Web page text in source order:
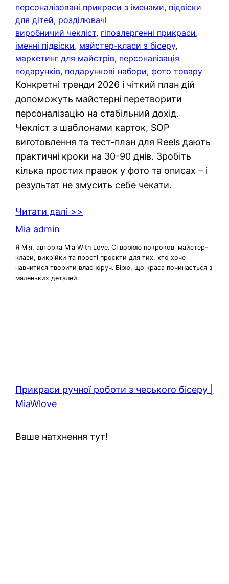
персоналізовані прикраси з іменами, підвіски
для дітей, розділювачі
виробничий чекліст, гіпоалергенні прикраси
іменні підвіски, майстер-класи з бісеру
маркетинг для майстрів, персоналізація
подарунків, подарункові набори, фото товару
Конкретні тренди 2026 і чіткий план дій
допоможуть майстерні перетворити
персоналізацію на стабільний дохід.
Чекліст з шаблонами карток, SOP
виготовлення та тест-план для Reels дають
практичні кроки на 30-90 днів. Зробіть
кілька простих правок у фото та описах – і
результат не змусить себе чекати.
Читати далі >>
Mia admin
Я Мія, авторка Mia With Love. Створюю покрокові майстер-
класи, викрійки та прості проєкти для тих, хто хоче
навчитися творити власноруч. Вірю, що краса починається з
маленьких деталей.
Прикраси ручної роботи з чеського бісеру |
MiaWlove
Ваше натхнення тут!